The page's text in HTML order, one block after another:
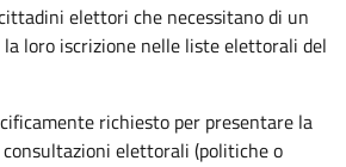
elettori che necessitano di un
loro iscrizione nelle liste elettorali del
richiesto per presentare la
elettorali (politiche o